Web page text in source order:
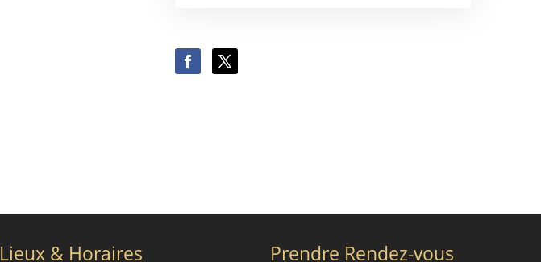
Lieux & Horaires Prendre Rendez-vous